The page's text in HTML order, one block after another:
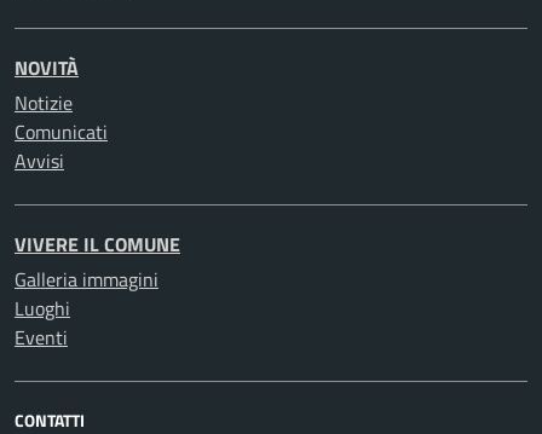
NOVITÀ
Notizie
Comunicati
Avvisi
VIVERE IL COMUNE
Galleria immagini
Luoghi
Eventi
CONTATTI